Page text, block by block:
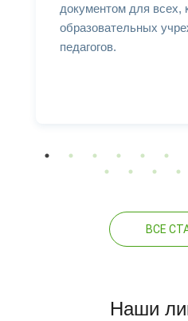
документом для всех,
образовательных
педагогов.
ВСЕ
Наши